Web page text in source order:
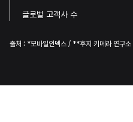
글로벌 고객사 수
출처 : *모바일인덱스 / **후지 키메라 연구소